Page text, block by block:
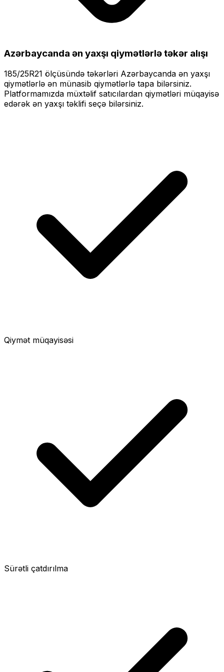
Azərbaycanda ən yaxşı qiymətlərlətəkər alışı
185/25R21 ölçüsündə təkərləri Azərbaycanda ən yaxşı
qiymətlərlə ən münasib qiymətlərlə tapa bilərsiniz.
Platformamızda müxtəlif satıcılardan qiymətləri müqayisə
edərək ən yaxşı təklifi seçə bilərsiniz.
Qiymət müqayisəsi
Sürətli çatdırılma